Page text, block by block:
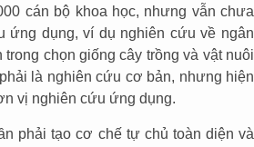
cán bộ khoa học, nhưng vẫn chưa
ứng dụng, ví dụ nghiên cứu về ngân
chọn giống cây trồng và vật nuôi
là nghiên cứu cơ bản, nhưng hiện
vị nghiên cứu ứng dụng.
phải tạo cơ chế tự chủ toàn diện và